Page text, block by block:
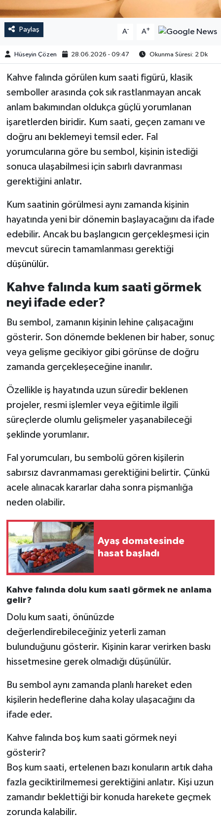
Paylaş A- A+
Hüseyin Çözen 28.06.2026 - 09:47 Okunma Süresi: 2 Dk
Kahve falında görülen kum saati figürü, klasik
semboller arasında çok sık rastlanmayan ancak
anlam bakımından oldukça güçlü yorumlanan
işaretlerden biridir. Kum saati, geçen zamanı ve
doğru anı beklemeyi temsil eder. Fal
yorumcularına göre bu sembol, kişinin istediği
sonuca ulaşabilmesi için sabırlı davranması
gerektiğini anlatır.
Kum saatinin görülmesi aynı zamanda kişinin
hayatında yeni bir dönemin başlayacağını da ifade
edebilir. Ancak bu başlangıcın gerçekleşmesi için
mevcut sürecin tamamlanması gerektiği
düşünülür.
Kahve falında kum saati görmek
neyi ifade eder?
Bu sembol, zamanın kişinin lehine çalışacağını
gösterir. Son dönemde beklenen bir haber, sonuç
veya gelişme gecikiyor gibi görünse de doğru
zamanda gerçekleşeceğine inanılır.
Özellikle iş hayatında uzun süredir beklenen
projeler, resmi işlemler veya eğitimle ilgili
süreçlerde olumlu gelişmeler yaşanabileceği
şeklinde yorumlanır.
Fal yorumcuları, bu sembolü gören kişilerin
sabırsız davranmaması gerektiğini belirtir. Çünkü
acele alınacak kararlar daha sonra pişmanlığa
neden olabilir.
Ayaş domatesinde
hasat başladı
Kahve falında dolu kum saati görmek ne anlama
gelir?
Dolu kum saati, önünüzde
değerlendirebileceğiniz yeterli zaman
bulunduğunu gösterir. Kişinin karar verirken baskı
hissetmesine gerek olmadığı düşünülür.
Bu sembol aynı zamanda planlı hareket eden
kişilerin hedeflerine daha kolay ulaşacağını da
ifade eder.
Kahve falında boş kum saati görmek neyi
gösterir?
Boş kum saati, ertelenen bazı konuların artık daha
fazla geciktirilmemesi gerektiğini anlatır. Kişi uzun
zamandır beklettiği bir konuda harekete geçmek
zorunda kalabilir.